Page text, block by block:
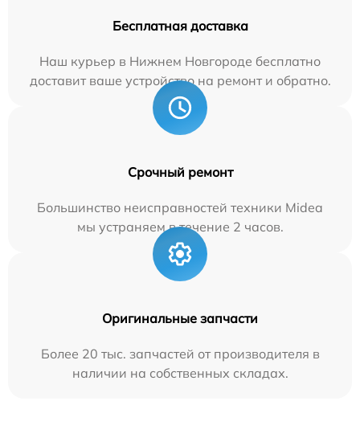
Бесплатная доставка
Наш курьер в Нижнем Новгороде бесплатно
доставит ваше устройство на ремонт и обратно.
Срочный ремонт
Большинство неисправностей техники Midea
мы устраняем в течение 2 часов.
Оригинальные запчасти
Более 20 тыс. запчастей от производителя в
наличии на собственных складах.